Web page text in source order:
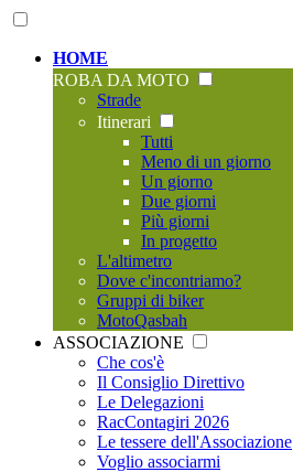
HOME
ROBA DA MOTO
Strade
Itinerari
Tutti
Meno di un giorno
Un giorno
Due giorni
Più giorni
In progetto
L'altimetro
Dove c'incontriamo?
Gruppi di biker
MotoQasbah
ASSOCIAZIONE
Che cos'è
Il Consiglio Direttivo
Le Delegazioni
RacContagiri 2026
Le tessere dell'Associazione
Voglio associarmi